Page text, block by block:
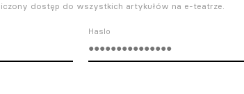
dostęp do wszystkich artykułów na e-teatrze.
Haslo